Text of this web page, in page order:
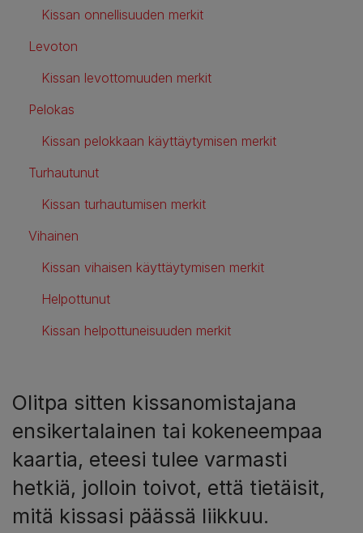
Kissan onnellisuuden merkit
Levoton
Kissan levottomuuden merkit
Pelokas
Kissan pelokkaan käyttäytymisen merkit
Turhautunut
Kissan turhautumisen merkit
Vihainen
Kissan vihaisen käyttäytymisen merkit
Helpottunut
Kissan helpottuneisuuden merkit
Olitpa sitten kissanomistajana
ensikertalainen tai kokeneempaa
kaartia, eteesi tulee varmasti
hetkiä, jolloin toivot, että tietäisit,
mitä kissasi päässä liikkuu.